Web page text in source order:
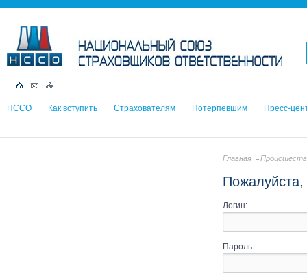
НССО Как вступить Страхователям Потерпевшим Пресс-
Главная
Пожалуйста,
Логин:
Пароль: